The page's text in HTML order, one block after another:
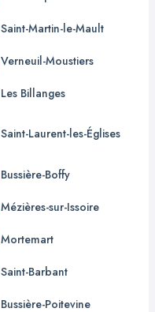
Saint-Martin-le-Mault
Verneuil-Moustiers
Les Billanges
Saint-Laurent-les-Églises
Bussière-Boffy
Mézières-sur-Issoire
Mortemart
Saint-Barbant
Bussière-Poitevine